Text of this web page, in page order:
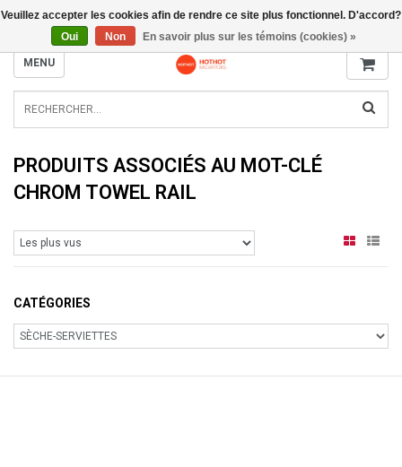
INFO@RADIATORS.SHOP
MENU
PRODUITS ASSOCIÉS AU MOT-CLÉ
CHROM TOWEL RAIL
CATÉGORIES
Veuillez accepter les cookies afin de rendre ce site plus fonctionnel. D'accord?
Oui
Non En savoir plus sur les témoins (cookies) »